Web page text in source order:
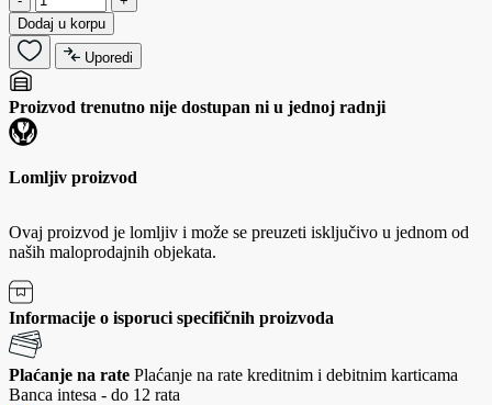
Dodaj u korpu
Uporedi
Proizvod trenutno nije dostupan ni u jednoj radnji
Lomljiv proizvod
Ovaj proizvod je lomljiv i može se preuzeti isključivo u jednom od
naših maloprodajnih objekata.
Informacije o isporuci specifičnih proizvoda
Plaćanje na rate Plaćanje na rate kreditnim i debitnim karticama
Banca intesa - do 12 rata